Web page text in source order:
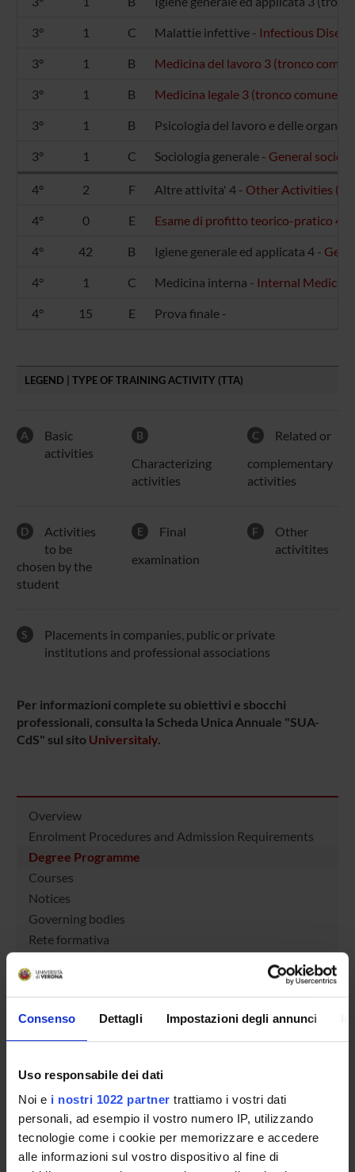
Consenso Dettagli Impostazioni degli annunci
Uso responsabile dei dati
Noi e i nostri 1022 partner trattiamo i vostri dati
personali, ad esempio il vostro numero IP, utilizzando
tecnologie come i cookie per memorizzare e accedere
alle informazioni sul vostro dispositivo al fine di
3° 1 C Malattie infettive - Infectious
3° 1 B Medicina del lavoro 3 (tronco
3° 1 B Medicina legale 3 (tronco comune)
3° 1 B Psicologia del lavoro e delle
3° 1 C Sociologia generale - General
4° 2 F Altre attivita' 4 - Other Activities (-)
4° 0 E Esame di profitto teorico-pratico 4
4° 42 B Igiene generale ed applicata 4 -
4° 1 C Medicina interna - Internal
4° 15 E Prova finale -
LEGEND | TYPE OF TRAINING ACTIVITY (TTA)
A
Basic
activities
B
Characterizing
activities
C
Related or
complementary
activities
D
Activities
to be
chosen by the
student
E
Final
examination
F
Other
activitites
S
Placements in companies, public or private
institutions and professional associations
Per informazioni complete su obiettivi e sbocchi
professionali, consulta la Scheda Unica Annuale "SUA-
CdS" sul sito Universitaly.
Overview
Enrolment Procedures and Admission Requirements
Degree Programme
Courses
Notices
Governing bodies
Rete formativa
COURSES
TRAINING
Contacts
People
Places